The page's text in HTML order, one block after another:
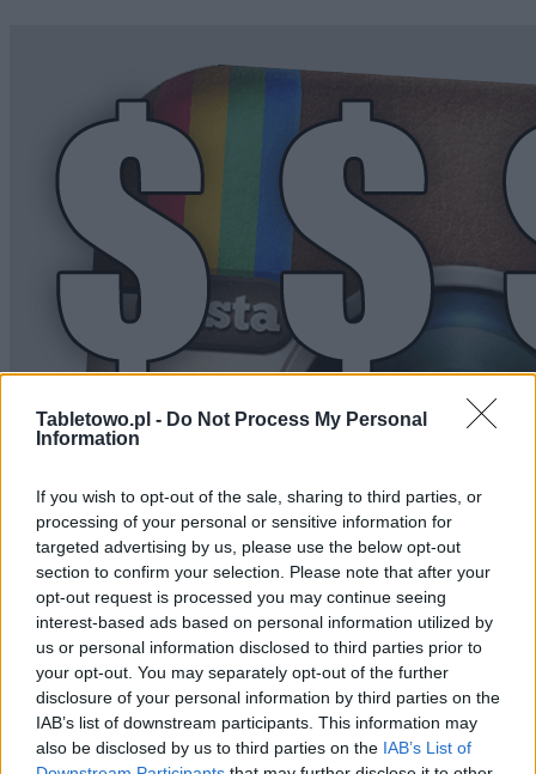
Tabletowo.pl - Do Not Process My Personal
Information
If you wish to opt-out of the sale, sharing to third parties, or
processing of your personal or sensitive information for
targeted advertising by us, please use the below opt-out
section to confirm your selection. Please note that after your
opt-out request is processed you may continue seeing
interest-based ads based on personal information utilized by
us or personal information disclosed to third parties prior to
your opt-out. You may separately opt-out of the further
disclosure of your personal information by third parties on the
IAB’s list of downstream participants. This information may
also be disclosed by us to third parties on the IAB’s List of
Facebook kupił Instagram za miliard dolarów
JAROSŁAW MORAWSKI · 9 KWIETNIA 2012
Instagram na Androida – aktualizacja
wnosząca wsparcie dla tabletów